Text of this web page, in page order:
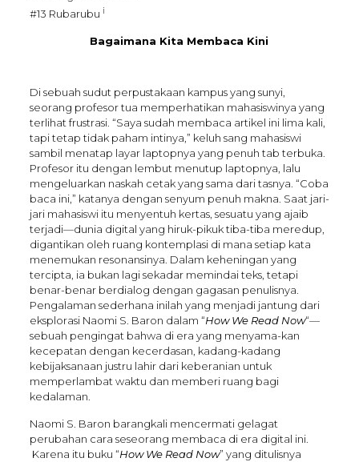
#13 Rubarubu i
Bagaimana Kita Membaca Kini
Di sebuah sudut perpustakaan kampus yang sunyi,
seorang profesor tua memperhatikan mahasiswinya yang
terlihat frustrasi. “Saya sudah membaca artikel ini lima kali,
tapi tetap tidak paham intinya,” keluh sang mahasiswi
sambil menatap layar laptopnya yang penuh tab terbuka.
Profesor itu dengan lembut menutup laptopnya, lalu
mengeluarkan naskah cetak yang sama dari tasnya. “Coba
baca ini,” katanya dengan senyum penuh makna. Saat jari-
jari mahasiswi itu menyentuh kertas, sesuatu yang ajaib
terjadi—dunia digital yang hiruk-pikuk tiba-tiba meredup,
digantikan oleh ruang kontemplasi di mana setiap kata
menemukan resonansinya. Dalam keheningan yang
tercipta, ia bukan lagi sekadar memindai teks, tetapi
benar-benar berdialog dengan gagasan penulisnya.
Pengalaman sederhana inilah yang menjadi jantung dari
eksplorasi Naomi S. Baron dalam “How We Read Now“—
sebuah pengingat bahwa di era yang menyama-kan
kecepatan dengan kecerdasan, kadang-kadang
kebijaksanaan justru lahir dari keberanian untuk
memperlambat waktu dan memberi ruang bagi
kedalaman.
Naomi S. Baron barangkali mencermati gelagat
perubahan cara seseorang membaca di era digital ini.
Karena itu buku “How We Read Now” yang ditulisnya